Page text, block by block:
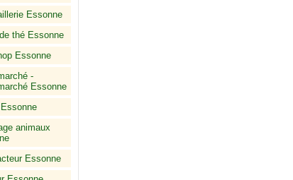
Essonne
thé Essonne
Essonne
-
Essonne
animaux
Essonne